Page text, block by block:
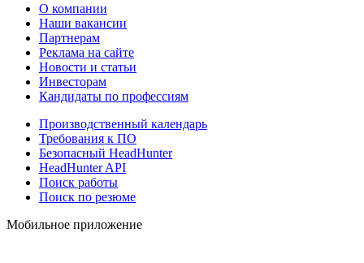
О компании
Наши вакансии
Партнерам
Реклама на сайте
Новости и статьи
Инвесторам
Кандидаты по профессиям
Производственный календарь
Требования к ПО
Безопасный HeadHunter
HeadHunter API
Поиск работы
Поиск по резюме
Мобильное приложение